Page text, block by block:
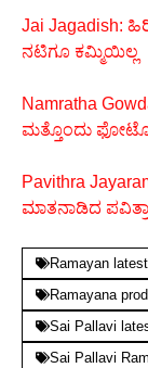
Jai Jagadish:
ನಟಿಗೂ ಕಮ್ಮಿಯಿಲ್ಲ
Namratha
ಮತ್ತೊಂದು
Pavithra
ಮಾತನಾಡಿದ
Ramayan
Ramayana
Sai Pallavi
Sai Pallavi